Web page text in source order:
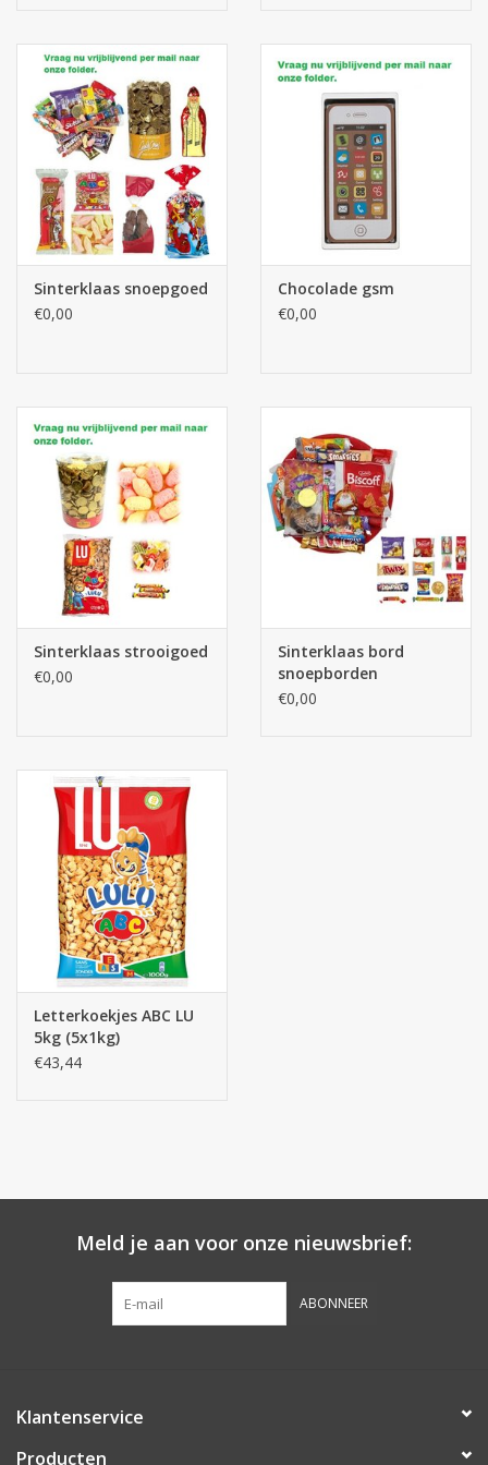
Sinterklaas snoepgoed
€0,00
Chocolade gsm
€0,00
Sinterklaas strooigoed
€0,00
Sinterklaas bord
snoepborden
€0,00
Letterkoekjes ABC LU
5kg (5x1kg)
€43,44
Meld je aan voor onze nieuwsbrief:
ABONNEER
Klantenservice
Producten